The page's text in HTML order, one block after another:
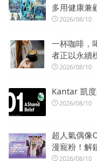
多用健康兼
2026/08/10
一杯咖啡，
者正以永續
2026/08/10
Kantar 凱
2026/08/10
超人氣偶像
漫寵粉！解
2026/08/10